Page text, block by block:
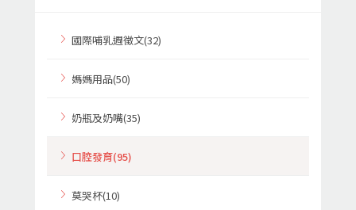
國際哺乳週徵文(32)
媽媽用品(50)
奶瓶及奶嘴(35)
口腔發育(95)
莫哭杯(10)